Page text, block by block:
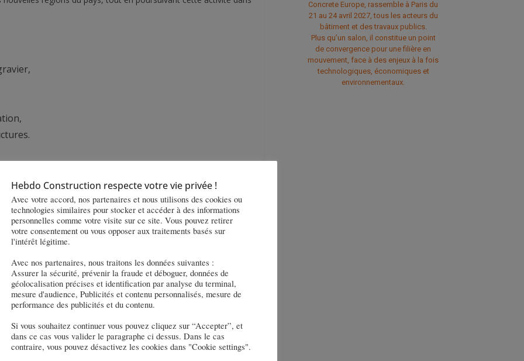
deux villages distants de 7 kilomètres, dans l’une des régions
Destia et leur capacité à mobiliser des méthodes modernes et
des routes et garantir aux usagers une circulation fluide et
EMEA (Europe, Moyen-Orient, Afrique) de Colas.
anticipation précise des conditions météorologiques et de
contrats de maintenance routière en Finlande, Destia est le
de transport du pays. L’entretien régulier des
les usagers et d’éviter les surcoûts liés à la réfection
Concrete Europe, rassemble à Paris du
21 au 24 avril 2027, tous les acteurs du
bâtiment et des travaux publics.
Plus qu’un salon, il constitue un point
de convergence pour une filière en
mouvement, face à des enjeux à la fois
technologiques, économiques et
environnementaux.
Hebdo Construction respecte votre vie privée !
Avec votre accord, nos partenaires et nous utilisons des cookies ou
technologies similaires pour stocker et accéder à des informations
personnelles comme votre visite sur ce site. Vous pouvez retirer
votre consentement ou vous opposer aux traitements basés sur
l'intérêt légitime.
Avec nos partenaires, nous traitons les données suivantes :
Assurer la sécurité, prévenir la fraude et déboguer, données de
géolocalisation précises et identification par analyse du terminal,
mesure d'audience, Publicités et contenu personnalisés, mesure de
performance des publicités et du contenu.
Si vous souhaitez continuer vous pouvez cliquez sur “Accepter”, et
dans ce cas vous valider le paragraphe ci dessus. Dans le cas
contraire, vous pouvez désactivez les cookies dans "Cookie settings".